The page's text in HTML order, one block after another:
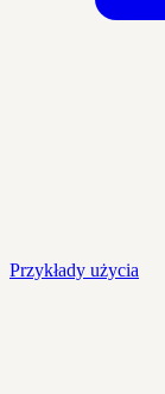
Przykłady użycia